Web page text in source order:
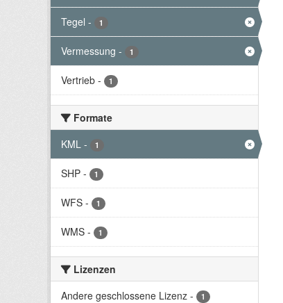
Tegel - 1
Vermessung - 1
Vertrieb - 1
Formate
KML - 1
SHP - 1
WFS - 1
WMS - 1
Lizenzen
Andere geschlossene Lizenz - 1